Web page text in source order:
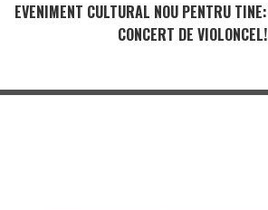
EVENIMENT CULTURAL NOU PENTRU TINE:
CONCERT DE VIOLONCEL!